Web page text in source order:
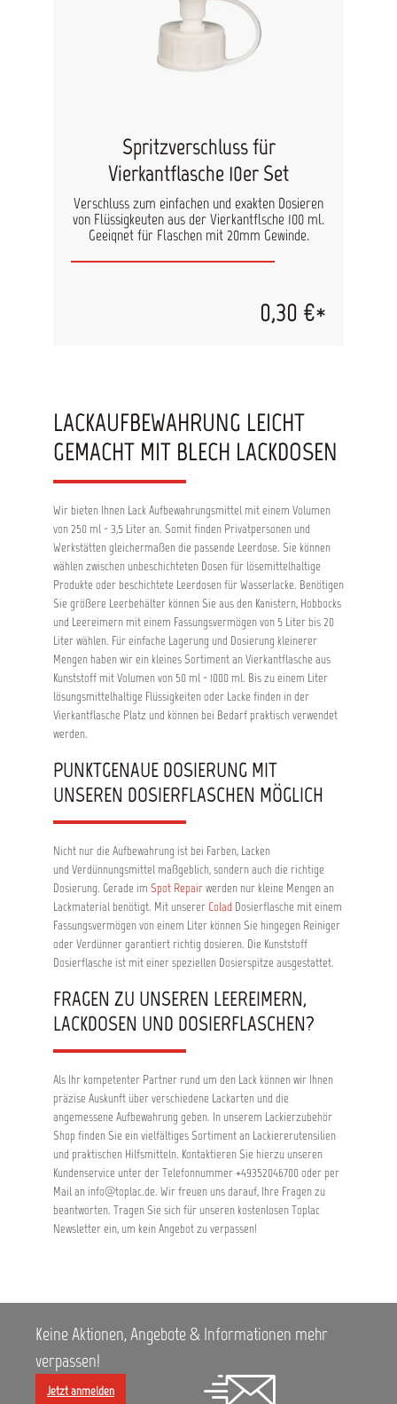
Spritzverschluss für
Vierkantflasche 10er Set
Verschluss zum einfachen und exakten Dosieren
von Flüssigkeuten aus der Vierkantflsche 100 ml.
Geeignet für Flaschen mit 20mm Gewinde.
0,30 €*
LACKAUFBEWAHRUNG LEICHT
GEMACHT MIT BLECH LACKDOSEN
Wir bieten Ihnen Lack Aufbewahrungsmittel mit einem Volumen
von 250 ml - 3,5 Liter an. Somit finden Privatpersonen und
Werkstätten gleichermaßen die passende Leerdose. Sie können
wählen zwischen unbeschichteten Dosen für lösemittelhaltige
Produkte oder beschichtete Leerdosen für Wasserlacke. Benötigen
Sie größere Leerbehälter können Sie aus den Kanistern, Hobbocks
und Leereimern mit einem Fassungsvermögen von 5 Liter bis 20
Liter wählen. Für einfache Lagerung und Dosierung kleinerer
Mengen haben wir ein kleines Sortiment an Vierkantflasche aus
Kunststoff mit Volumen von 50 ml - 1000 ml. Bis zu einem Liter
lösungsmittelhaltige Flüssigkeiten oder Lacke finden in der
Vierkantflasche Platz und können bei Bedarf praktisch verwendet
werden.
PUNKTGENAUE DOSIERUNG MIT
UNSEREN DOSIERFLASCHEN MÖGLICH
Nicht nur die Aufbewahrung ist bei Farben, Lacken
und Verdünnungsmittel maßgeblich, sondern auch die richtige
Dosierung. Gerade im Spot Repairwerden nur kleine Mengen an
Lackmaterial benötigt. Mit unserer Colad Dosierflasche mit einem
Fassungsvermögen von einem Liter können Sie hingegen Reiniger
oder Verdünner garantiert richtig dosieren. Die Kunststoff
Dosierflasche ist mit einer speziellen Dosierspitze ausgestattet.
FRAGEN ZU UNSEREN LEEREIMERN,
LACKDOSEN UND DOSIERFLASCHEN?
Als Ihr kompetenter Partner rund um den Lack können wir Ihnen
präzise Auskunft über verschiedene Lackarten und die
angemessene Aufbewahrung geben. In unserem Lackierzubehör
Shop finden Sie ein vielfältiges Sortiment an Lackiererutensilien
und praktischen Hilfsmitteln. Kontaktieren Sie hierzu unseren
Kundenservice unter der Telefonnummer +49352046700 oder per
Mail an info@toplac.de. Wir freuen uns darauf, Ihre Fragen zu
beantworten. Tragen Sie sich für unseren kostenlosen Toplac
Newsletter ein, um kein Angebot zu verpassen!
Keine Aktionen, Angebote & Informationen mehr
verpassen!
Jetzt anmelden